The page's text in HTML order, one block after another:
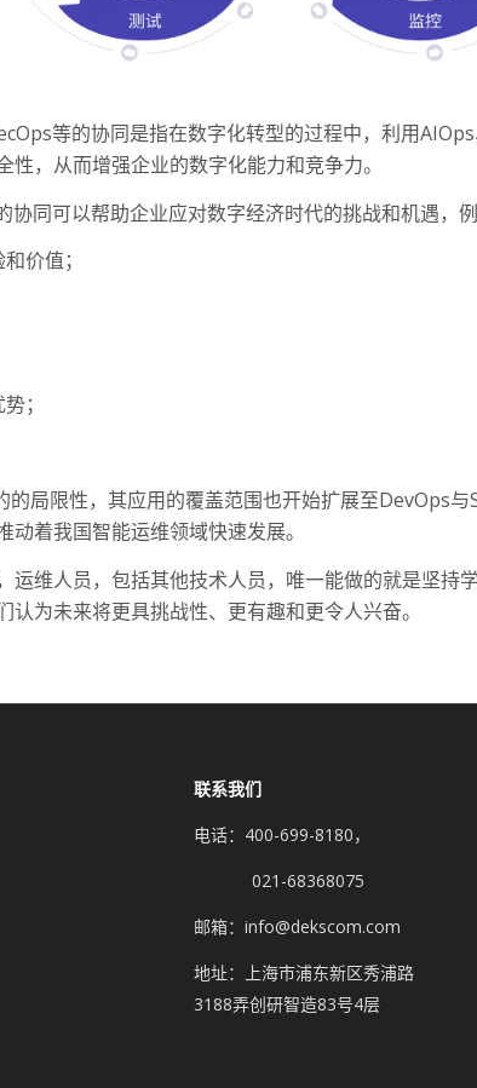
等的协同是指在数字化转型的过程中，利用
，从而增强企业的数字化能力和竞争力。
同可以帮助企业应对数字经济时代的挑战和机遇，例
价值；
；
局限性，其应用的覆盖范围也开始扩展至DevOps
着我国智能运维领域快速发展。
运维人员，包括其他技术人员，唯一能做的就是坚
为未来将更具挑战性、更有趣和更令人兴奋。
联系我们
电话：400-699-8180，
021-68368075
邮箱：info@dekscom.com
地址：上海市浦东新区秀浦路
3188弄创研智造83号4层